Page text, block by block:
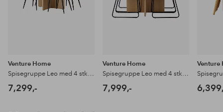
Venture Home
Spisegruppe Leo med 4 stk stoler Night
7,299,-
Venture Home
Spisegruppe Leo med 4 stk stoler Kenth
7,999,-
Venture